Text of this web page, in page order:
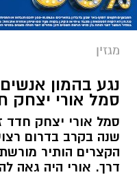
מגזין
נגע בהמון
סמל אורי יצחק
סמל אורי יצחק חדד
שנה בקרב בדרום
הקצרים הותיר
דרך. אורי היה גאה